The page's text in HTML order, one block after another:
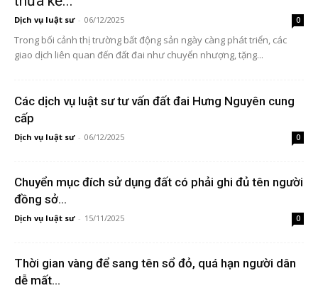
Dịch vụ luật sư - 06/12/2025 0
Trong bối cảnh thị trường bất động sản ngày càng phát triển, các
giao dịch liên quan đến đất đai như chuyển nhượng, tặng...
Các dịch vụ luật sư tư vấn đất đai Hưng Nguyên cung
cấp
Dịch vụ luật sư - 06/12/2025 0
Chuyển mục đích sử dụng đất có phải ghi đủ tên người
đồng sở...
Dịch vụ luật sư - 15/11/2025 0
Thời gian vàng để sang tên sổ đỏ, quá hạn người dân
dễ mất...